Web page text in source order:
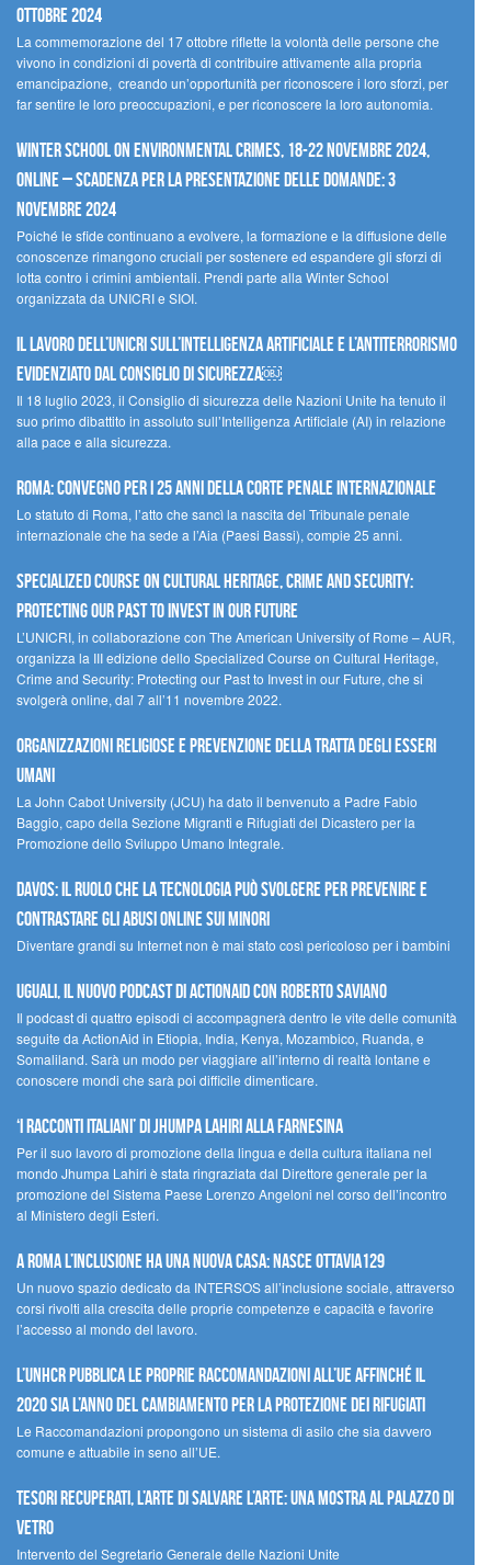
ottobre 2024
La commemorazione del 17 ottobre riflette la volontà delle persone che
vivono in condizioni di povertà di contribuire attivamente alla propria
emancipazione, creando un’opportunità per riconoscere i loro sforzi, per
far sentire le loro preoccupazioni, e per riconoscere la loro autonomia.
Winter School on Environmental Crimes, 18-22 novembre 2024,
Online – Scadenza per la presentazione delle domande: 3
novembre 2024
Poiché le sfide continuano a evolvere, la formazione e la diffusione delle
conoscenze rimangono cruciali per sostenere ed espandere gli sforzi di
lotta contro i crimini ambientali. Prendi parte alla Winter School
organizzata da UNICRI e SIOI.
Il lavoro dell’UNICRI sull’intelligenza artificiale e l’antiterrorismo
evidenziato dal Consiglio di Sicurezza￼
Il 18 luglio 2023, il Consiglio di sicurezza delle Nazioni Unite ha tenuto il
suo primo dibattito in assoluto sull’Intelligenza Artificiale (AI) in relazione
alla pace e alla sicurezza.
Roma: convegno per i 25 anni della Corte penale internazionale
Lo statuto di Roma, l’atto che sancì la nascita del Tribunale penale
internazionale che ha sede a l’Aia (Paesi Bassi), compie 25 anni.
Specialized Course on Cultural Heritage, Crime and Security:
Protecting our Past to Invest in our Future
L’UNICRI, in collaborazione con The American University of Rome – AUR,
organizza la III edizione dello Specialized Course on Cultural Heritage,
Crime and Security: Protecting our Past to Invest in our Future, che si
svolgerà online, dal 7 all’11 novembre 2022.
Organizzazioni religiose e prevenzione della tratta degli esseri
umani
La John Cabot University (JCU) ha dato il benvenuto a Padre Fabio
Baggio, capo della Sezione Migranti e Rifugiati del Dicastero per la
Promozione dello Sviluppo Umano Integrale.
Davos: il ruolo che la tecnologia può svolgere per prevenire e
contrastare gli abusi online sui minori
Diventare grandi su Internet non è mai stato così pericoloso per i bambini
UGUALI, il nuovo podcast di ACTIONAID con Roberto Saviano
Il podcast di quattro episodi ci accompagnerà dentro le vite delle comunità
seguite da ActionAid in Etiopia, India, Kenya, Mozambico, Ruanda, e
Somaliland. Sarà un modo per viaggiare all’interno di realtà lontane e
conoscere mondi che sarà poi difficile dimenticare.
‘I racconti italiani’ di Jhumpa Lahiri alla Farnesina
Per il suo lavoro di promozione della lingua e della cultura italiana nel
mondo Jhumpa Lahiri è stata ringraziata dal Direttore generale per la
promozione del Sistema Paese Lorenzo Angeloni nel corso dell’incontro
al Ministero degli Esteri.
A Roma l’inclusione ha una nuova casa: nasce Ottavia129
Un nuovo spazio dedicato da INTERSOS all’inclusione sociale, attraverso
corsi rivolti alla crescita delle proprie competenze e capacità e favorire
l’accesso al mondo del lavoro.
L’UNHCR pubblica le proprie raccomandazioni all’UE affinché il
2020 sia l’anno del cambiamento per la protezione dei rifugiati
Le Raccomandazioni propongono un sistema di asilo che sia davvero
comune e attuabile in seno all’UE.
Tesori recuperati, l’arte di salvare l’arte: una mostra al Palazzo di
Vetro
Intervento del Segretario Generale delle Nazioni Unite